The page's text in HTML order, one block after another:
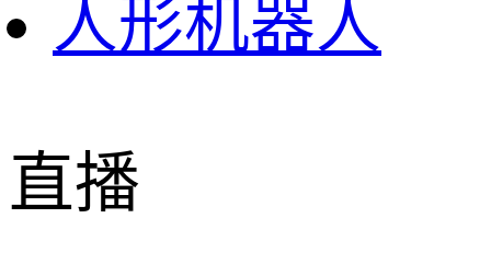
人形机器人
直播